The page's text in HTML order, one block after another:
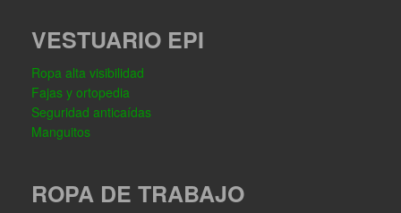
VESTUARIO EPI
Ropa alta visibilidad
Fajas y ortopedia
Seguridad anticaídas
Manguitos
ROPA DE TRABAJO